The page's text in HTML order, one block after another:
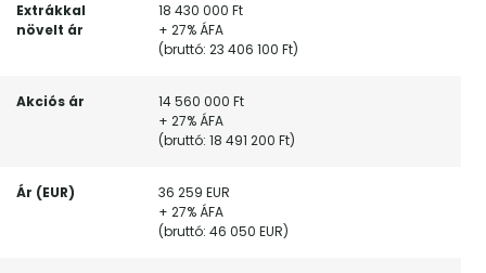
Extrákkal
növelt ár
18 430 000 Ft
+ 27% ÁFA
(bruttó: 23 406 100 Ft)
Akciós ár
14 560 000 Ft
+ 27% ÁFA
(bruttó: 18 491 200 Ft)
Ár (EUR)
36 259 EUR
+ 27% ÁFA
(bruttó: 46 050 EUR)